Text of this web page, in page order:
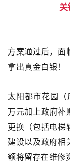
方案通过后，面
拿出真金白银！
太阳都市花园
万元加上政府
更换（包括电梯
建设以及政府相
额将留存在维修